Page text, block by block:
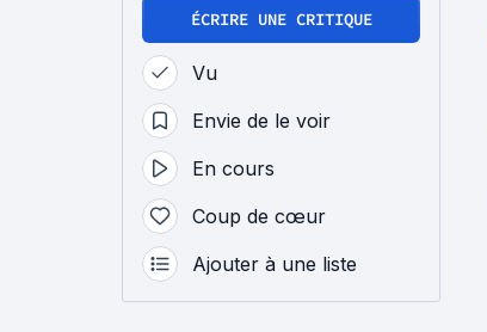
ÉCRIRE UNE CRITIQUE
Vu
Envie de le voir
En cours
Coup de cœur
Ajouter à une liste